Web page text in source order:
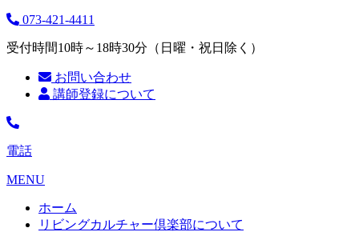
073-421-4411
受付時間10時～18時30分（日曜・祝日除く）
お問い合わせ
講師登録について
電話
MENU
ホーム
リビングカルチャー倶楽部について